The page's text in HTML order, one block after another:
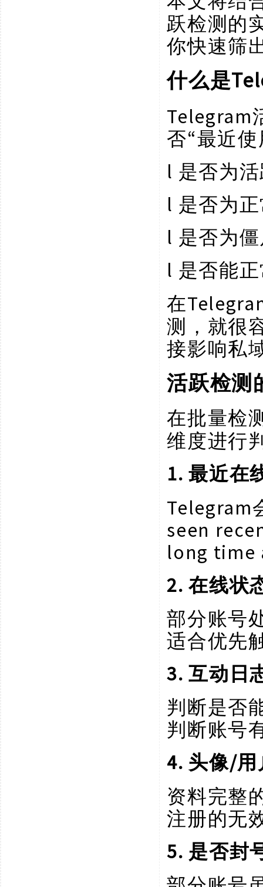
跃检测的
你快速筛
什么是
Telegram
否“最近
l 是否为
l 是否为
l 是否为
l 是否能
在
测，就很
接影响私
活跃检测
在批量检
维度进行
1. 最近在
Telegram
seen
long time
2. 在线状
部分账号
适合优先
3. 互动日
判断是否
判断账号
4. 头像/
资料完整
注册的无
5. 是否封